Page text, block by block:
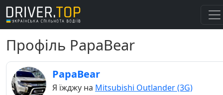
Профіль PapaBear
PapaBear
Я їжджу на Mitsubishi Outlander (3G)